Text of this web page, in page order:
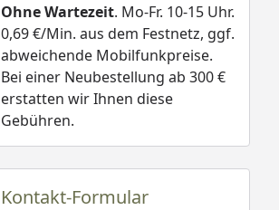
Ohne Wartezeit. Mo-Fr. 10-15 Uhr.
0,69 €/Min. aus dem Festnetz, ggf.
abweichende Mobilfunkpreise.
Bei einer Neubestellung ab 300 €
erstatten wir Ihnen diese
Gebühren.
Kontakt-Formular